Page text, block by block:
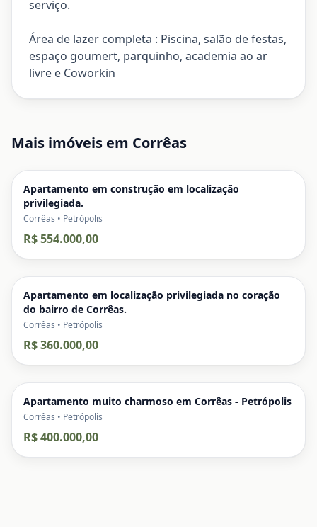
serviço.
Área de lazer completa : Piscina, salão de festas,
espaço goumert, parquinho, academia ao ar
livre e Coworkin
Mais imóveis em Corrêas
Apartamento em construção em localização
privilegiada.
Corrêas • Petrópolis
R$ 554.000,00
Apartamento em localização privilegiada no coração
do bairro de Corrêas.
Corrêas • Petrópolis
R$ 360.000,00
Apartamento muito charmoso em Corrêas - Petrópolis
Corrêas • Petrópolis
R$ 400.000,00